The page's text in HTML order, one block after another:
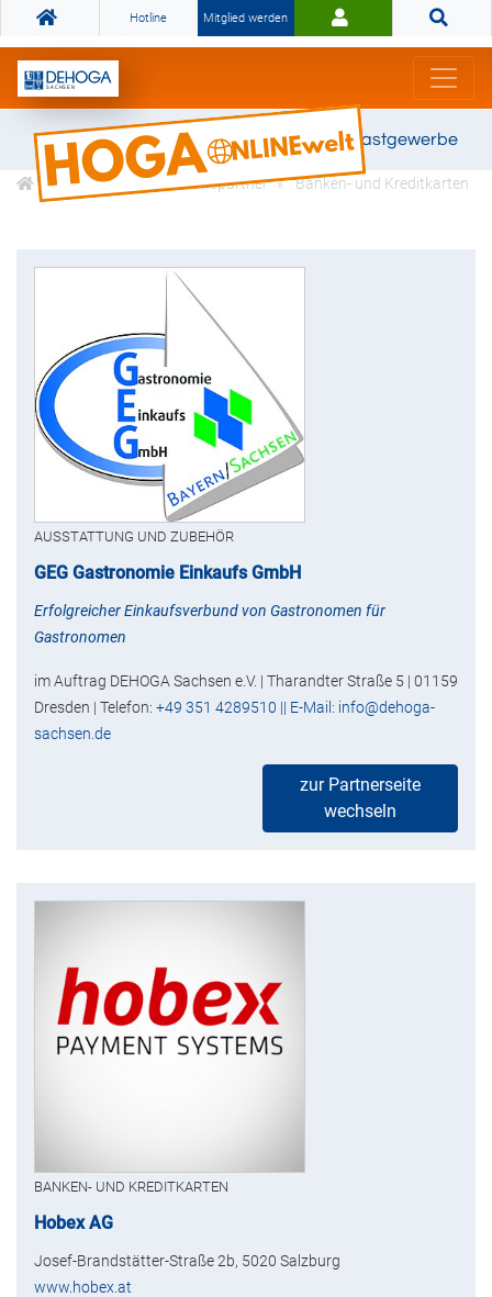
Hotline Mitglied werden
Gemeinsam stark für das Gastgewerbe
DEHOGA Kooperationspartner Banken- und Kreditkarten
AUSSTATTUNG UND ZUBEHÖR
GEG Gastronomie Einkaufs GmbH
Erfolgreicher Einkaufsverbund von Gastronomen für
Gastronomen
im Auftrag DEHOGA Sachsen e.V. | Tharandter Straße 5 | 01159
Dresden | Telefon: +49 351 4289510 || E-Mail: info@dehoga-
sachsen.de
zur Partnerseite
wechseln
BANKEN- UND KREDITKARTEN
Hobex AG
Josef-Brandstätter-Straße 2b, 5020 Salzburg
www.hobex.at